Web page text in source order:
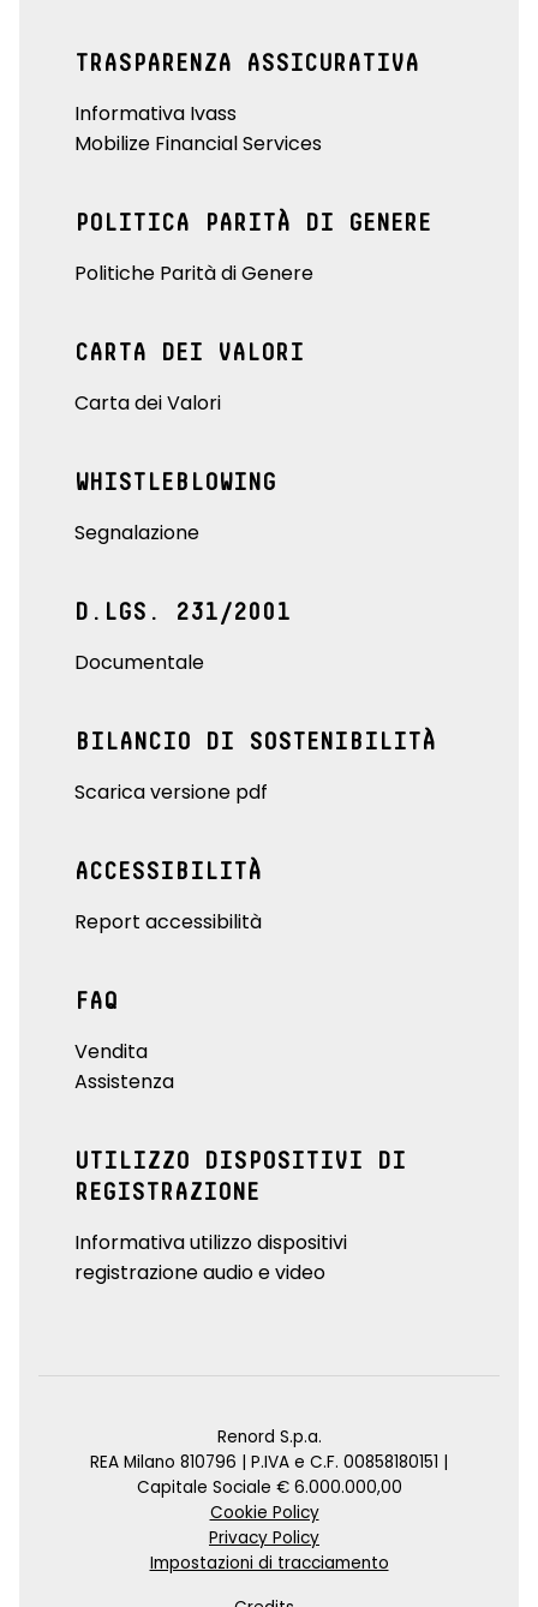
TRASPARENZA ASSICURATIVA
Informativa Ivass
Mobilize Financial Services
POLITICA PARITÀ DI GENERE
Politiche Parità di Genere
CARTA DEI VALORI
Carta dei Valori
WHISTLEBLOWING
Segnalazione
D.LGS. 231/2001
Documentale
BILANCIO DI SOSTENIBILITÀ
Scarica versione pdf
ACCESSIBILITÀ
Report accessibilità
FAQ
Vendita
Assistenza
UTILIZZO DISPOSITIVI DI
REGISTRAZIONE
Informativa utilizzo dispositivi
registrazione audio e video
Renord S.p.a.
REA Milano 810796 | P.IVA e C.F. 00858180151 |
Capitale Sociale € 6.000.000,00
Cookie Policy
Privacy Policy
Impostazioni di tracciamento